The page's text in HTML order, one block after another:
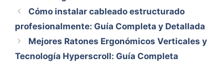
Cómo instalar cableado estructurado
profesionalmente: Guía Completa y Detallada
Mejores Ratones Ergonómicos Verticales y
Tecnología Hyperscroll: Guía Completa